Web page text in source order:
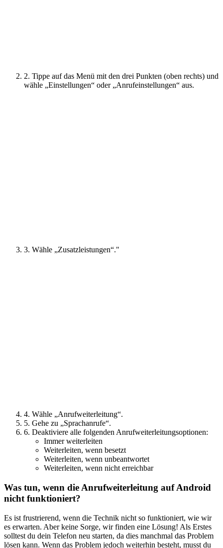
2. Tippe auf das Menü mit den drei Punkten (oben rechts) und
wähle „Einstellungen“ oder „Anrufeinstellungen“ aus.
3. Wähle „Zusatzleistungen“."
4. Wähle „Anrufweiterleitung“.
5. Gehe zu „Sprachanrufe“.
6. Deaktiviere alle folgenden Anrufweiterleitungsoptionen:
Immer weiterleiten
Weiterleiten, wenn besetzt
Weiterleiten, wenn unbeantwortet
Weiterleiten, wenn nicht erreichbar
Was tun, wenn die Anrufweiterleitung auf Android
nicht funktioniert?
Es ist frustrierend, wenn die Technik nicht so funktioniert, wie wir
es erwarten. Aber keine Sorge, wir finden eine Lösung! Als Erstes
solltest du dein Telefon neu starten, da dies manchmal das Problem
lösen kann. Wenn das Problem jedoch weiterhin besteht, musst du